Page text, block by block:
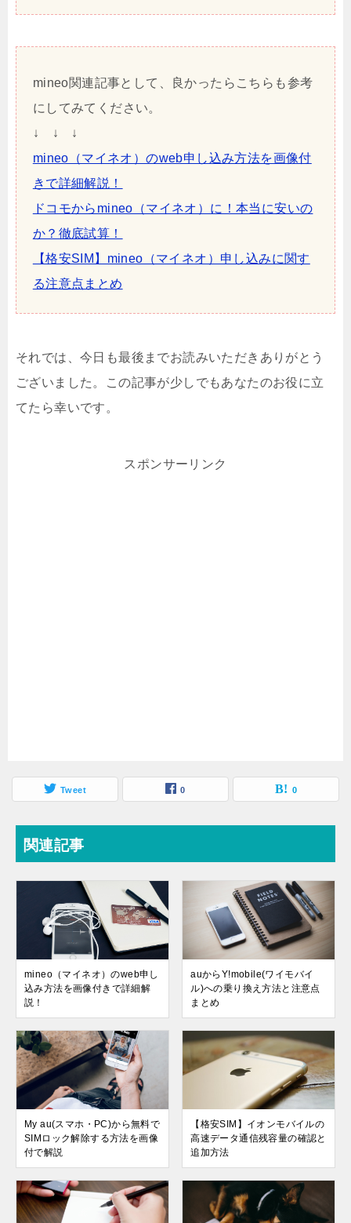
mineo関連記事として、良かったらこちらも参考
にしてみてください。
↓ ↓ ↓
mineo（マイネオ）のweb申し込み方法を画像付
きで詳細解説！
ドコモからmineo（マイネオ）に！本当に安いの
か？徹底試算！
【格安SIM】mineo（マイネオ）申し込みに関す
る注意点まとめ
それでは、今日も最後までお読みいただきありがとう
ございました。この記事が少しでもあなたのお役に立
てたら幸いです。
スポンサーリンク
Tweet 0 0
関連記事
mineo（マイネオ）のweb申し
込み方法を画像付きで詳細解
説！
auからY!mobile(ワイモバイ
ル)への乗り換え方法と注意点
まとめ
My au(スマホ・PC)から無料で
SIMロック解除する方法を画像
付で解説
【格安SIM】イオンモバイルの
高速データ通信残容量の確認と
追加方法